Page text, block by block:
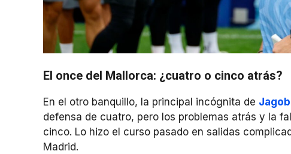
El once del Mallorca: ¿cuatro o cinco atrás?
En el otro banquillo, la principal incógnita de
defensa de cuatro, pero los problemas atrás y la
cinco. Lo hizo el curso pasado en salidas
Madrid.